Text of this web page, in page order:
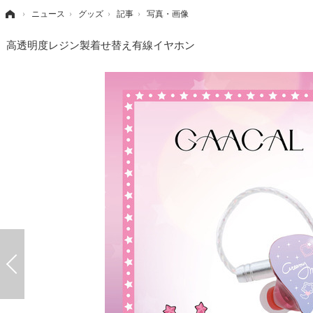
› ニュース › グッズ › 記事 › 写真・画像
高透明度レジン製着せ替え有線イヤホン